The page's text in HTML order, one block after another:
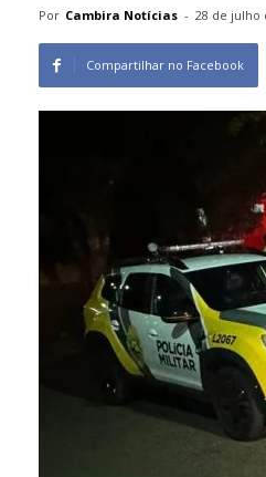
Por Cambira Notícias - 28 de julho
Compartilhar no Facebook